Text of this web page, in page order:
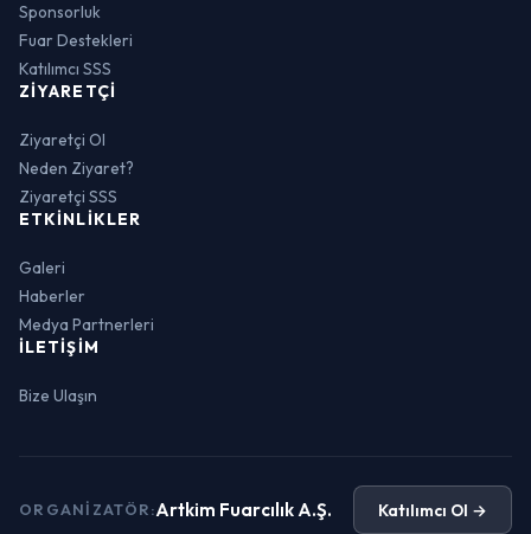
Sponsorluk
Fuar Destekleri
Katılımcı SSS
ZIYARETÇI
Ziyaretçi Ol
Neden Ziyaret?
Ziyaretçi SSS
ETKINLIKLER
Galeri
Haberler
Medya Partnerleri
İLETIŞIM
Bize Ulaşın
ORGANIZATÖR:Artkim Fuarcılık A.Ş. Katılımcı Ol →